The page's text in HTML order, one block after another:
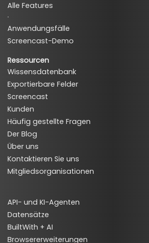
Alle Features
·
Anwendungsfälle
Screencast-Demo
Ressourcen
Wissensdatenbank
Exportierbare Felder
Screencast
Kunden
Häufig gestellte Fragen
Der Blog
Über uns
Kontaktieren Sie uns
Mitgliedsorganisationen
API- und KI-Agenten
Datensätze
BuiltWith + AI
Browsererweiterungen